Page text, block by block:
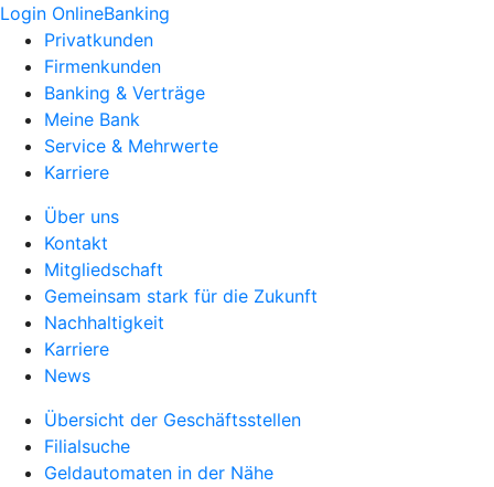
Login OnlineBanking
Privatkunden
Firmenkunden
Banking & Verträge
Meine Bank
Service & Mehrwerte
Karriere
Über uns
Kontakt
Mitgliedschaft
Gemeinsam stark für die Zukunft
Nachhaltigkeit
Karriere
News
Übersicht der Geschäftsstellen
Filialsuche
Geldautomaten in der Nähe